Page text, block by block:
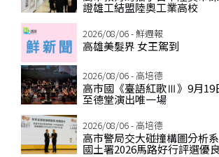
證雄工結盟陸奧工業高校
2026/08/06 - 鮮週報
高雄美髮界 女王駕到
2026/08/06 - 高培德
高市國《臺語紅歌Ⅲ》9月19
至德堂演出唯一場
2026/08/06 - 高培德
高市警局交大碰撞構圖分析
國土署2026馬路好行評選優良